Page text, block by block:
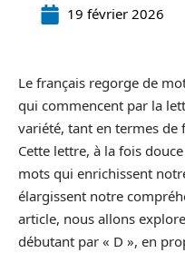
19 février 2026
Le français regorge de
qui commencent par la
variété, tant en termes de
Cette lettre, à la fois
mots qui enrichissent
élargissent notre
article, nous allons
débutant par « D », en